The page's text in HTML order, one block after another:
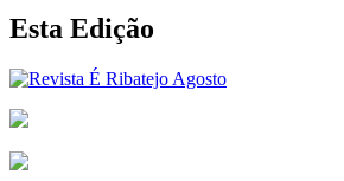
Esta Edição